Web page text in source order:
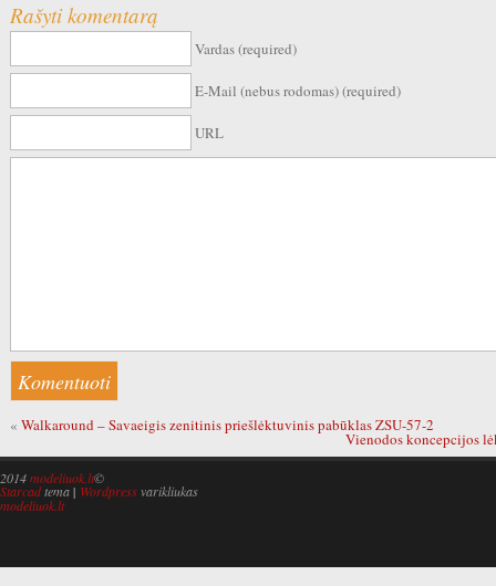
Rašyti komentarą
Vardas (required)
E-Mail (nebus rodomas) (required)
URL
« Walkaround – Savaeigis zenitinis priešlėktuvinis pabūklas ZSU-57-2
Vienodos koncepcijos
2014modeliuok.lt©
Starcadtema| Wordpress varikliukas
modeliuok.lt